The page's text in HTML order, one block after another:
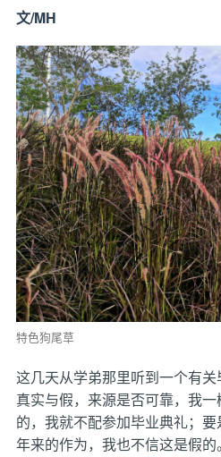
文/MH
特色狗尾草
这几天从学弟那里听到一个有
真实与假，来源是否可靠，我
的，我就不配参加毕业典礼；
年来的作为，我也不信这是假